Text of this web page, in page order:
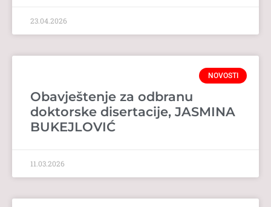
23.04.2026
NOVOSTI
Obavještenje za odbranu
doktorske disertacije, JASMINA
BUKEJLOVIĆ
11.03.2026